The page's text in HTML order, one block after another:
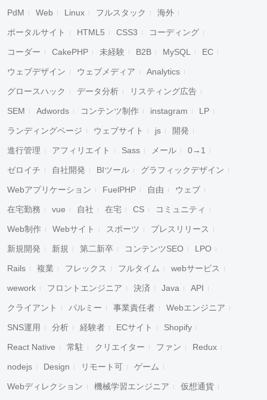
PdM Web Linux フルスタック 海外
ポータルサイト HTML5 CSS3 コーディング
コーダー CakePHP 未経験 B2B MySQL EC
ウェブデザイン ウェブメディア Analytics
グロースハック データ分析 リスティング広告
SEM Adwords コンテンツ制作 instagram LP
ランディングページ ウェブサイト js 開発
進行管理 アフィリエイト Sass メール 0→1
ゼロイチ 自社開発 BIツール グラフィックデザイン
Webアプリケーション FuelPHP 自由 ウェブ
在宅勤務 vue 自社 在宅 CS コミュニティ
Web制作 Webサイト スポーツ プレスリリース
新規開発 新規 第二新卒 コンテンツSEO LPO
Rails 複業 フレックス フルタイム webサービス
wework フロントエンジニア 決済 Java API
クライアント パルミー 事業責任者 Webエンジニア
SNS運用 分析 経験者 ECサイト Shopify
React Native 常駐 クリエイター ファン Redux
nodejs Design リモート可 ゲーム
Webディレクション 機械学習エンジニア 仮想通貨